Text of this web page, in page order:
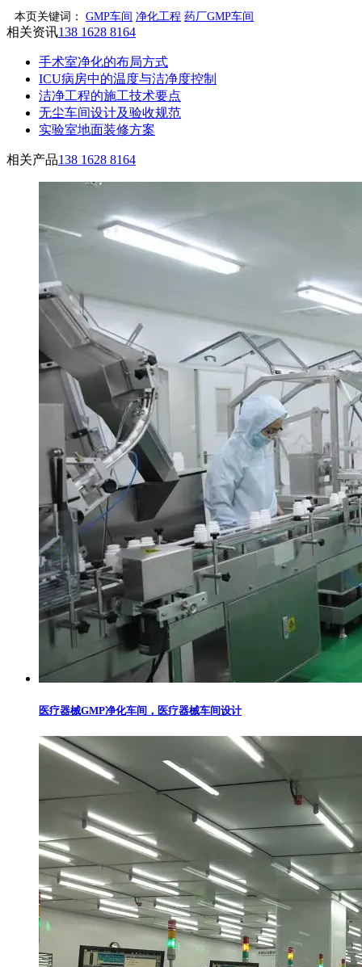
本页关键词： GMP车间 净化工程 药厂GMP车间
相关资讯138 1628 8164
手术室净化的布局方式
ICU病房中的温度与洁净度控制
洁净工程的施工技术要点
无尘车间设计及验收规范
实验室地面装修方案
相关产品138 1628 8164
医疗器械GMP净化车间，医疗器械车间设计